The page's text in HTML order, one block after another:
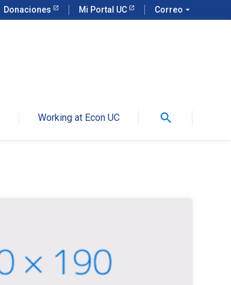
Donaciones Mi Portal UC Correo arrow_drop_down
Working at Econ UC search